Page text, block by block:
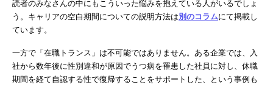
読者のみなさんの中にもこういった悩みを抱えている人がいるでしょ
う。キャリアの空白期間についての説明方法は別のコラムにて掲載し
ています。
一方で「在職トランス」は不可能ではありません。ある企業では、入
社から数年後に性別違和が原因でうつ病を罹患した社員に対し、休職
期間を経て自認する性で復帰することをサポートした、という事例も